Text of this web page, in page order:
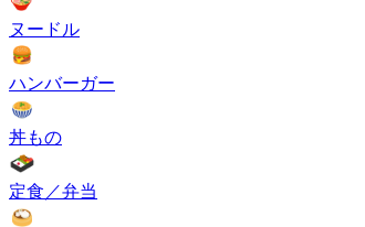
ヌードル
ハンバーガー
丼もの
定食／弁当